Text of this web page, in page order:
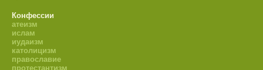
Конфессии
атеизм
ислам
иудаизм
католицизм
православие
протестантизм